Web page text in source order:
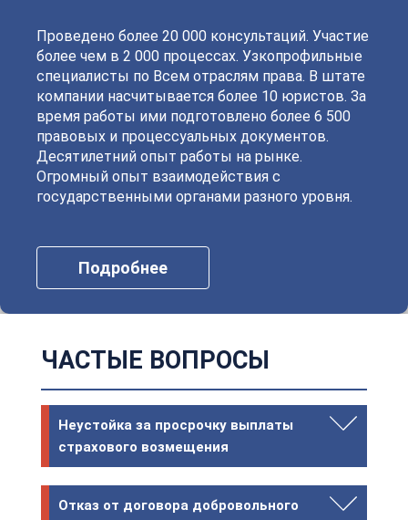
Проведено более 20 000 консультаций. Участие
более чем в 2 000 процессах. Узкопрофильные
специалисты по Всем отраслям права. В штате
компании насчитывается более 10 юристов. За
время работы ими подготовлено более 6 500
правовых и процессуальных документов.
Десятилетний опыт работы на рынке.
Огромный опыт взаимодействия с
государственными органами разного уровня.
Подробнее
ЧАСТЫЕ ВОПРОСЫ
Неустойка за просрочку выплаты
страхового возмещения
Отказ от договора добровольного